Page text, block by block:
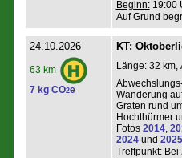
Beginn:19:00
Auf Grund
24.10.2026
63 km
7 kg CO2e
KT:
Länge: 32 km,
Wanderung
Graten rund
Hochthürmer
Fotos 2014,
2024und 2025
Treffpunkt: Bei